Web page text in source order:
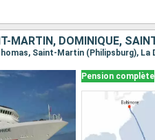
Pension complète